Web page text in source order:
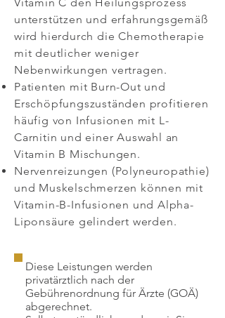
unterstützen und erfahrungsgemäß
wird hierdurch die Chemotherapie
mit deutlicher weniger
Nebenwirkungen vertragen.
Patienten mit Burn-Out und
Erschöpfungszuständen profitieren
häufig von Infusionen mit L-
Carnitin und einer Auswahl an
Vitamin B Mischungen.
Nervenreizungen (Polyneuropathie)
und Muskelschmerzen können mit
Vitamin-B-Infusionen und Alpha-
Liponsäure gelindert werden.
Diese Leistungen werden
privatärztlich nach der
Gebührenordnung für Ärzte (GOÄ)
abgerechnet.